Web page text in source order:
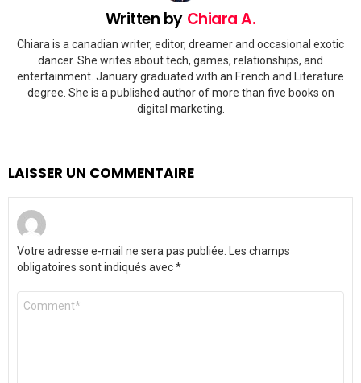
Written by Chiara A.
Chiara is a canadian writer, editor, dreamer and occasional exotic
dancer. She writes about tech, games, relationships, and
entertainment. January graduated with an French and Literature
degree. She is a published author of more than five books on
digital marketing.
LAISSER UN COMMENTAIRE
Votre adresse e-mail ne sera pas publiée.
Les champs
obligatoires sont indiqués avec*
Commentaire